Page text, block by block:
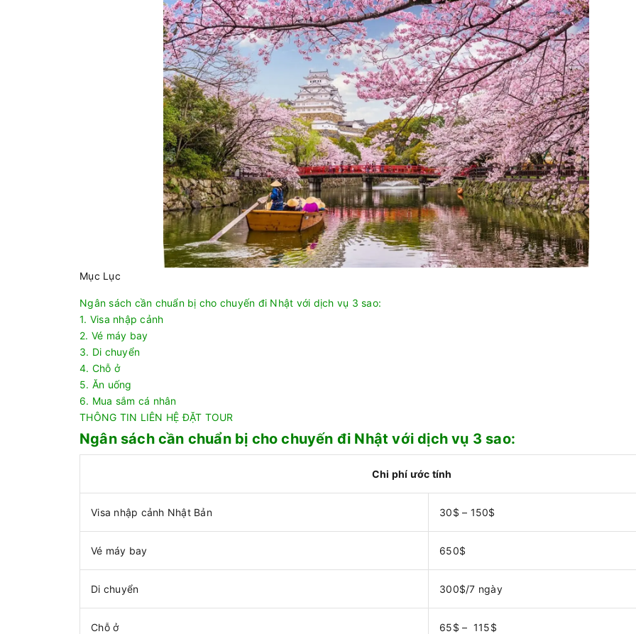
Mục Lục
Ngân sách cần chuẩn bị cho chuyến đi Nhật với dịch vụ 3 sao:
1. Visa nhập cảnh
2. Vé máy bay
3. Di chuyển
4. Chỗ ở
5. Ăn uống
6. Mua sắm cá nhân
THÔNG TIN LIÊN HỆ ĐẶT TOUR
Ngân sách cần chuẩn bị cho chuyến đi Nhật với dịch vụ 3 sao:
Chi phí ước tính
Visa nhập cảnh Nhật Bản 30$ – 150$
Vé máy bay 650$
Di chuyển 300$/7 ngày
Chỗ ở 65$ – 115$